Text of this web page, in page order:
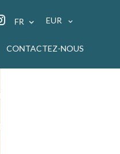
FR EUR
CONTACTEZ-NOUS